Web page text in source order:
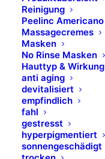
Reinigung
Peelinc Americano
Massagecremes
Masken
No Rinse Masken
Hauttyp & Wirkung
anti aging
devitalisiert
empfindlich
fahl
gestresst
hyperpigmentiert
sonnengeschädigt